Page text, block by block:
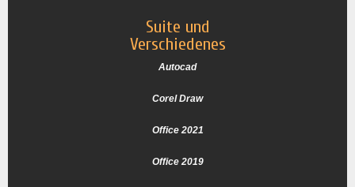
Suite und
Verschiedenes
Autocad
Corel Draw
Office 2021
Office 2019